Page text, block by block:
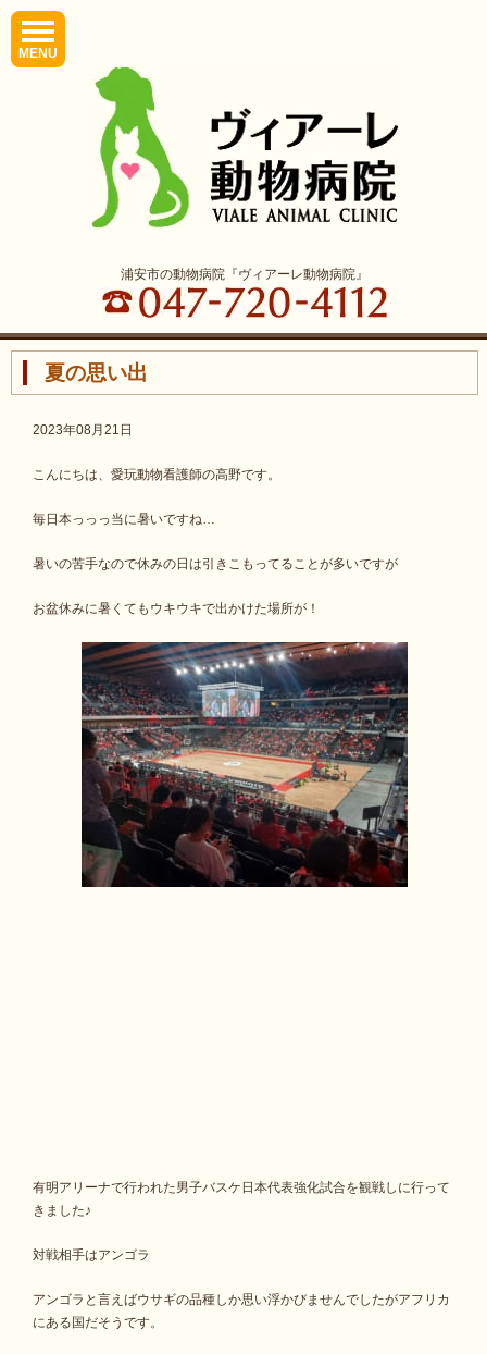
MENU
浦安市の動物病院『ヴィアーレ動物病院』
夏の思い出
2023年08月21日
こんにちは、愛玩動物看護師の高野です。
毎日本っっっ当に暑いですね…
暑いの苦手なので休みの日は引きこもってることが多いですが
お盆休みに暑くてもウキウキで出かけた場所が！
有明アリーナで行われた男子バスケ日本代表強化試合を観戦しに行って
きました♪
対戦相手はアンゴラ
アンゴラと言えばウサギの品種しか思い浮かびませんでしたがアフリカ
にある国だそうです。